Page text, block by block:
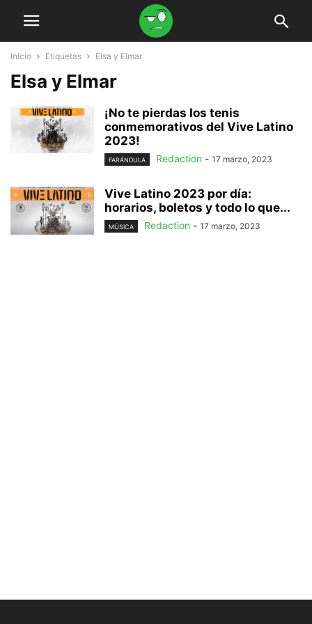
Inicio Etiquetas Elsa y Elmar
Elsa y Elmar
¡No te pierdas los tenis
conmemorativos del Vive Latino
2023!
FARÁNDULA Redaction - 17 marzo, 2023
Vive Latino 2023 por día:
horarios, boletos y todo lo que...
MÚSICA Redaction - 17 marzo, 2023